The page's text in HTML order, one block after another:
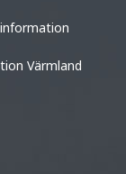
Värmland